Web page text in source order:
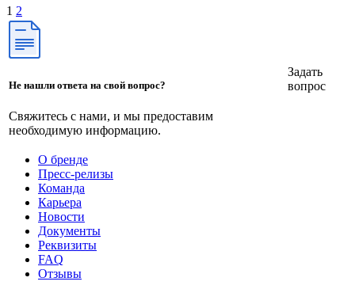
1 2
Не нашли ответа на свой вопрос?
Свяжитесь с нами, и мы предоставим
необходимую информацию.
Задать
вопрос
О бренде
Пресс-релизы
Команда
Карьера
Новости
Документы
Реквизиты
FAQ
Отзывы